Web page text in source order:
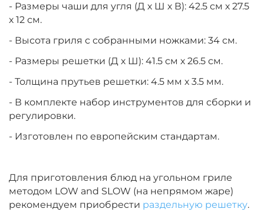
- Размеры чаши для угля (Д х Ш х В): 42.5 см х 27.5
х 12 см.
- Высота гриля с собранными ножками: 34 см.
- Размеры решетки (Д х Ш): 41.5 см х 26.5 см.
- Толщина прутьев решетки: 4.5 мм х 3.5 мм.
- В комплекте набор инструментов для сборки и
регулировки.
- Изготовлен по европейским стандартам.
Для приготовления блюд на угольном гриле
методом LOW and SLOW (на непрямом жаре)
рекомендуем приобрести раздельную решетку.